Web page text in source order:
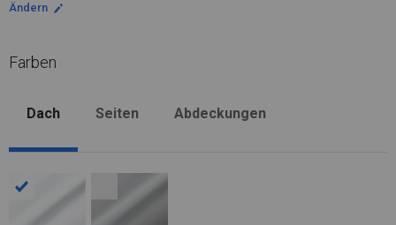
Ändern
Farben
Dach Seiten Abdeckungen